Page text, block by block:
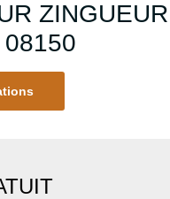
ZINGUEUR
08150